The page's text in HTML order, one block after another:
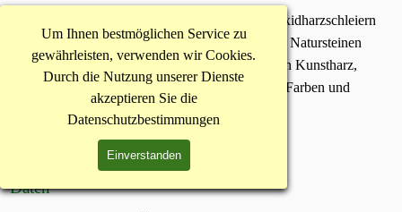
Um Ihnen bestmöglichen Service zu
gewährleisten, verwenden wir Cookies.
Durch die Nutzung unserer Dienste
akzeptieren Sie die
Datenschutzbestimmungen
Einverstanden
ILKA-Epo-Ex Gel wird zur Reinigung von Epoxidharzschleiern
und Fugenmörtel auf Pflastersteinen, Fliesen und Natursteinen
verwendet. Es entfernt außerdem Rückstände von Kunstharz,
Klebstoffen, Beschichtungen, Imprägnierungen, Farben und
Daten